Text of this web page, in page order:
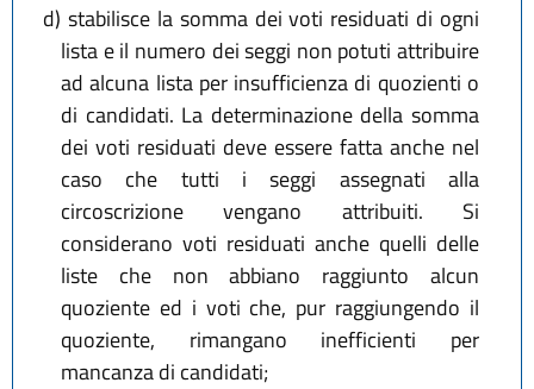
d) stabilisce la somma dei voti residuati di ogni
lista e il numero dei seggi non potuti attribuire
ad alcuna lista per insufficienza di quozienti o
di candidati. La determinazione della somma
dei voti residuati deve essere fatta anche nel
caso che tutti i seggi assegnati alla
circoscrizione vengano attribuiti. Si
considerano voti residuati anche quelli delle
liste che non abbiano raggiunto alcun
quoziente ed i voti che, pur raggiungendo il
quoziente, rimangano inefficienti per
mancanza di candidati;